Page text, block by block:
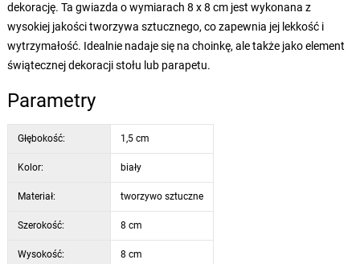
dekorację. Ta gwiazda o wymiarach 8 x 8 cm jest wykonana z
wysokiej jakości tworzywa sztucznego, co zapewnia jej lekkość i
wytrzymałość. Idealnie nadaje się na choinkę, ale także jako element
świątecznej dekoracji stołu lub parapetu.
Parametry
Głębokość: 1,5 cm
Kolor: biały
Materiał: tworzywo sztuczne
Szerokość: 8 cm
Wysokość: 8 cm